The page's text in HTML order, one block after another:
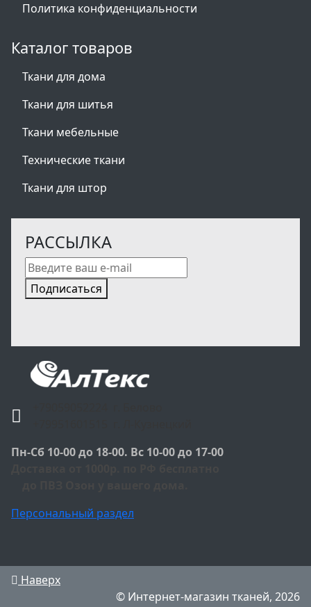
Политика конфиденциальности
Каталог товаров
Ткани для дома
Ткани для шитья
Ткани мебельные
Технические ткани
Ткани для штор
РАССЫЛКА
Подписаться
Пн-Сб 10-00 до 18-00. Вс 10-00 до 17-00
Персональный раздел
Наверх
© Интернет-магазин тканей, 2026